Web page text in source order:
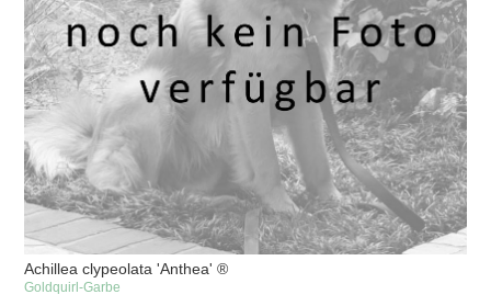
Achillea clypeolata 'Anthea' ®
Goldquirl-Garbe